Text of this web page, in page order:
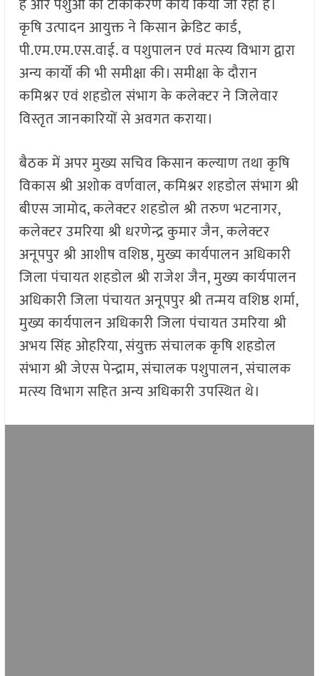
है और पशुओं का टीकाकरण कार्य किया जा रहा है।
कृषि उत्पादन आयुक्त ने किसान क्रेडिट कार्ड,
पी.एम.एम.एस.वाई. व पशुपालन एवं मत्स्य विभाग द्वारा
अन्य कार्याें की भी समीक्षा की। समीक्षा के दौरान
कमिश्नर एवं शहडोल संभाग के कलेक्टर ने जिलेवार
विस्तृत जानकारियों से अवगत कराया।
बैठक में अपर मुख्य सचिव किसान कल्याण तथा कृषि
विकास श्री अशोक वर्णवाल, कमिश्नर शहडोल संभाग श्री
बीएस जामोद, कलेक्टर शहडोल श्री तरुण भटनागर,
कलेक्टर उमरिया श्री धरणेन्द्र कुमार जैन, कलेक्टर
अनूपपुर श्री आशीष वशिष्ठ, मुख्य कार्यपालन अधिकारी
जिला पंचायत शहडोल श्री राजेश जैन, मुख्य कार्यपालन
अधिकारी जिला पंचायत अनूपपुर श्री तन्मय वशिष्ठ शर्मा,
मुख्य कार्यपालन अधिकारी जिला पंचायत उमरिया श्री
अभय सिंह ओहरिया, संयुक्त संचालक कृषि शहडोल
संभाग श्री जेएस पेन्द्राम, संचालक पशुपालन, संचालक
मत्स्य विभाग सहित अन्य अधिकारी उपस्थित थे।